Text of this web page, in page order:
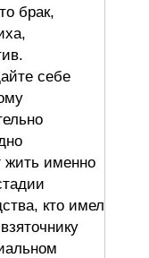
брак,
себе
жить именно
кто имел